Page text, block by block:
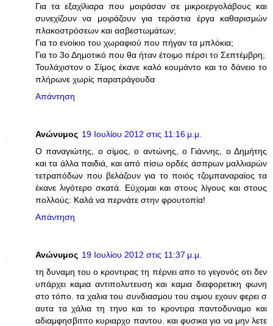
Για τα εξαχίλιαρα που μοιράσαν σε μικροεργολάβους και
συνεχίζουν να μοιράζουν για τεράστια έργα καθαρισμών
πλακοστρόσεων και ασβεστωμάτων;
Για το ενοίκιο του χωραφιού που πήγαν τα μπλόκια;
Για το 3ο Δημοτικό που θα ήταν έτοιμο πέρσι το Σεπτέμβρη;
Τουλάχιστον ο Σίμος έκανε καλό κουμάντο και το δάνειο το
πλήρωνε χωρίς παρατράγουδα
Απάντηση
Ανώνυμος 19 Ιουλίου 2012 στις 11:16 μ.μ.
Ο παναγιώτης, ο σίμος, ο αντώνης, ο Γιάννης, ο Δημήτης
και τα άλλα παιδιά, και από πίσω ορδές άσπρων μαλλιαρών
τετραπόδων που βελάζουν για το ποιός τζομπαναραίος τα
έκανε λιγότερο σκατά. Εύχομαι και στους λίγους και στους
πολλούς: Καλά να περνάτε στην φρουτοπία!
Απάντηση
Ανώνυμος 19 Ιουλίου 2012 στις 11:37 μ.μ.
τη δυναμη του ο κροντιρας τη πέρνει απο το γεγονός οτι δεν
υπάρχει καμια αντιπολυτευση και καμια διαφορετικη φωνη
στο τόπο. τα χαλια του συνδιασμου του σιμου εχουν φερει σ
αυτα τα χάλια τη τηνο και το κροντιρα παντοδυναμο και
αδιαμφησβιτιτο κυριαρχο παντου. και φυσικα για να μην λετε